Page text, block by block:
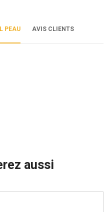
PEAU AVIS CLIENTS
aussi